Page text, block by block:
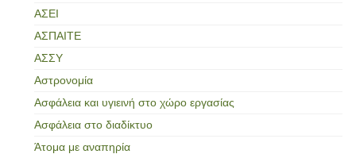
ΑΣΕΙ
ΑΣΠΑΙΤΕ
ΑΣΣΥ
Αστρονομία
Ασφάλεια και υγιεινή στο χώρο εργασίας
Ασφάλεια στο διαδίκτυο
Άτομα με αναπηρία